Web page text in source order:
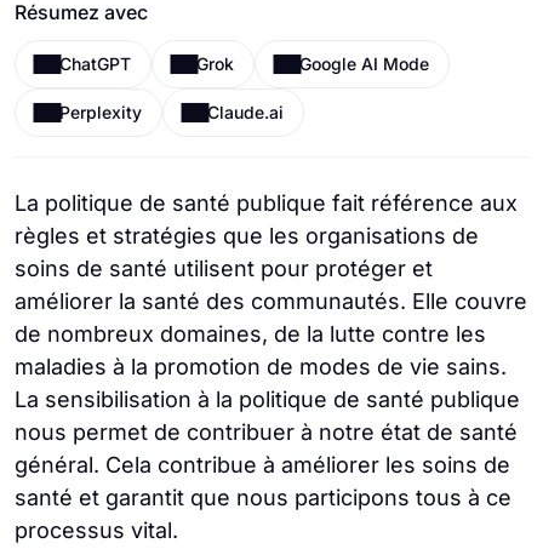
Résumez avec
ChatGPT Grok Google AI Mode
Perplexity Claude.ai
La politique de santé publique fait référence aux
règles et stratégies que les organisations de
soins de santé utilisent pour protéger et
améliorer la santé des communautés. Elle couvre
de nombreux domaines, de la lutte contre les
maladies à la promotion de modes de vie sains.
La sensibilisation à la politique de santé publique
nous permet de contribuer à notre état de santé
général. Cela contribue à améliorer les soins de
santé et garantit que nous participons tous à ce
processus vital.